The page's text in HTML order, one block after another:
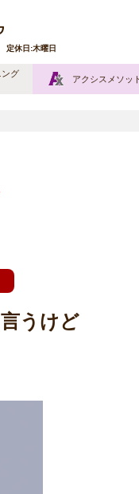
休日:木曜日
ング
アクシスメソッ
うけど